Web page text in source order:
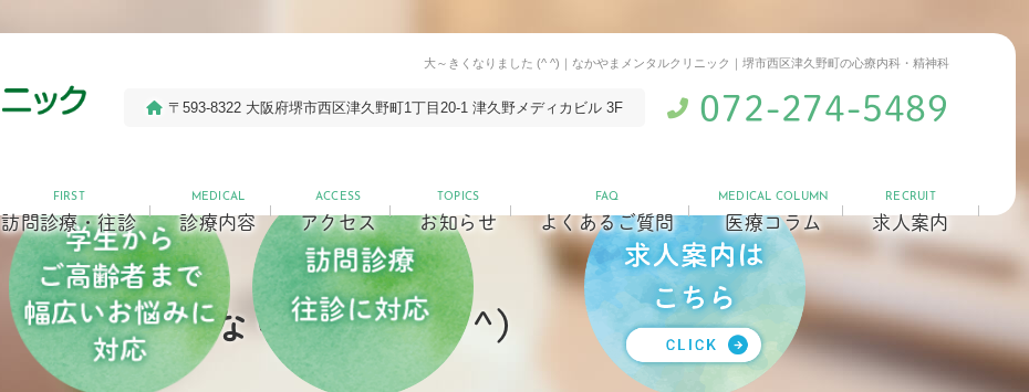
大～きくなりました (^ ^)｜なかやまメンタルクリニック｜堺市西区津久野町の心療内科・精神科
〒593-8322 大阪府堺市西区津久野町1丁目20-1 津久野メディカビル 3F 072-274-5489
FIRST
訪問診療・往診
MEDICAL
診療内容
ACCESS
アクセス
TOPICS
お知らせ
FAQ
よくあるご質問
MEDICAL COLUMN
医療コラム
RECRUIT
求人案内
大～きくなりました (^ ^)